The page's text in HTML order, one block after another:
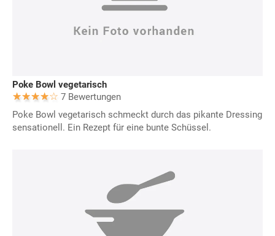
Poke Bowl vegetarisch
7 Bewertungen
Poke Bowl vegetarisch schmeckt durch das pikante Dressing
sensationell. Ein Rezept für eine bunte Schüssel.